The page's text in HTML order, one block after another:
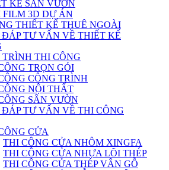
KẾ SÂN VƯỜN
3D DỰ ÁN
THIẾT KẾ THUÊ NGOÀI
TƯ VẤN VỀ THIẾT KẾ
TRÌNH THI CÔNG
TRỌN GÓI
CÔNG TRÌNH
NỘI THẤT
SÂN VƯỜN
TƯ VẤN VỀ THI CÔNG
CỬA
THI CÔNG CỬA NHÔM XINGFA
THI CÔNG CỬA NHỰA LÕI THÉP
THI CÔNG CỬA THÉP VÂN GỖ